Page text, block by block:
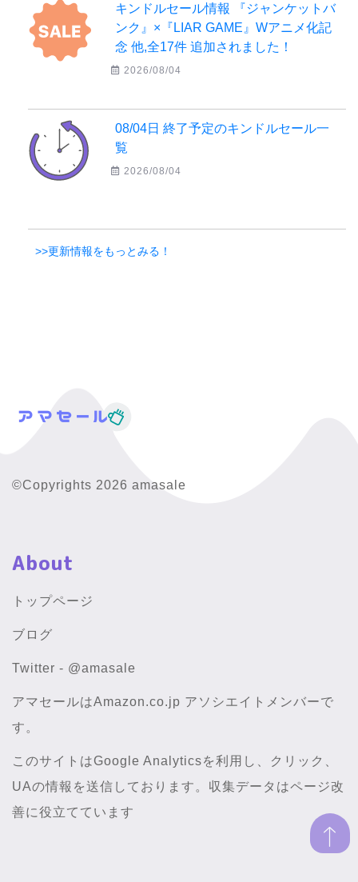
キンドルセール情報 『ジャンケットバ
ンク』×『LIAR GAME』Wアニメ化記
念 他,全17件 追加されました！
2026/08/04
08/04日 終了予定のキンドルセール一
覧
2026/08/04
>>更新情報をもっとみる！
©Copyrights 2026 amasale
About
トップページ
ブログ
Twitter - @amasale
アマセールはAmazon.co.jp アソシエイトメンバーで
す。
このサイトはGoogle Analyticsを利用し、クリック、
UAの情報を送信しております。収集データはページ改
善に役立てています